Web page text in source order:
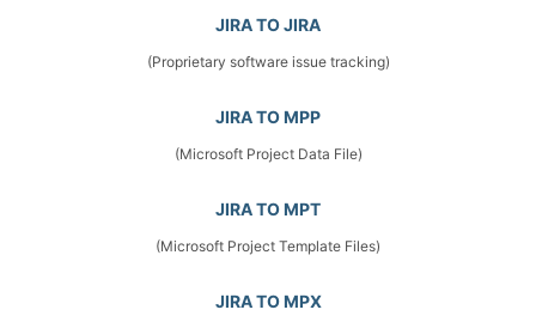
JIRA TO JIRA
(Proprietary software issue tracking)
JIRA TO MPP
(Microsoft Project Data File)
JIRA TO MPT
(Microsoft Project Template Files)
JIRA TO MPX